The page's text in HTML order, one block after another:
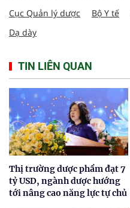
Cục Quản lý dược
Bộ Y tế
Dạ dày
TIN LIÊN QUAN
Thị trường dược phẩm đạt 7
tỷ USD, ngành dược hướng
tới nâng cao năng lực tự chủ